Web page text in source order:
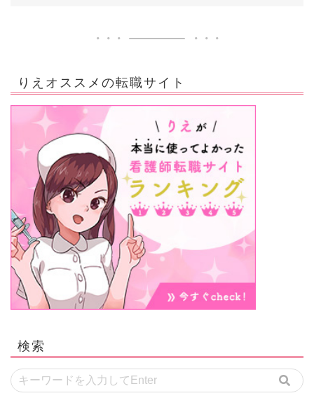
りえオススメの転職サイト
検索